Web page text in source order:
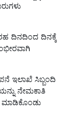
ದಿನದಿಂದ ದಿನಕ್ಕೆ
ಇಲಾಖೆ ಸಿಬ್ಬಂದಿ
ನೇಮಕಾತಿ